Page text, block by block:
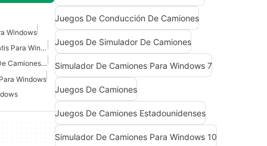
Windows
Juegos De Camiones Gratis Para Windows
Juegos De Conducción De Camiones Para Windows
Windows
Juegos De Conducción De Camiones
Juegos De Simulador De Camiones
Simulador De Camiones Para Windows 7
Juegos De Camiones
Juegos De Camiones Estadounidenses
Simulador De Camiones Para Windows 10